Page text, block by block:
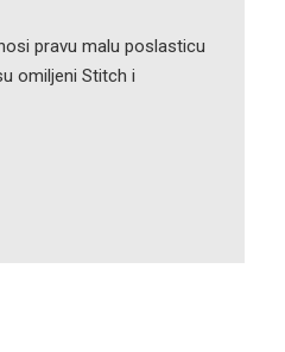
pravu malu poslasticu
omiljeni Stitch i